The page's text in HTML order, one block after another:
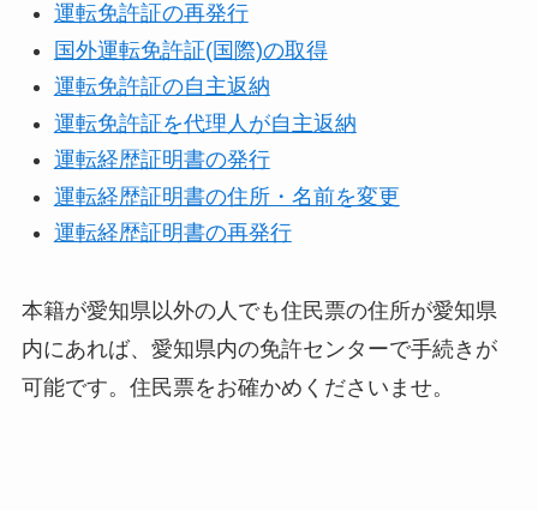
運転免許証の再発行
国外運転免許証(国際)の取得
運転免許証の自主返納
運転免許証を代理人が自主返納
運転経歴証明書の発行
運転経歴証明書の住所・名前を変更
運転経歴証明書の再発行
本籍が愛知県以外の人でも住民票の住所が愛知県
内にあれば、愛知県内の免許センターで手続きが
可能です。住民票をお確かめくださいませ。